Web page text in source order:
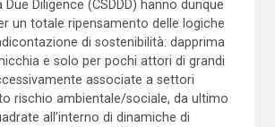
Due Diligence (CSDDD) hanno dunque
un totale ripensamento delle logiche
di sostenibilità: dapprima
e solo per pochi attori di grandi
associate a settori
rischio ambientale/sociale, da ultimo
all’interno di dinamiche di